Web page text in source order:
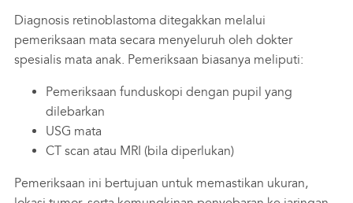
Diagnosis retinoblastoma ditegakkan melalui
pemeriksaan mata secara menyeluruh oleh dokter
spesialis mata anak. Pemeriksaan biasanya meliputi:
Pemeriksaan funduskopi dengan pupil yang
dilebarkan
USG mata
CT scan atau MRI (bila diperlukan)
Pemeriksaan ini bertujuan untuk memastikan ukuran,